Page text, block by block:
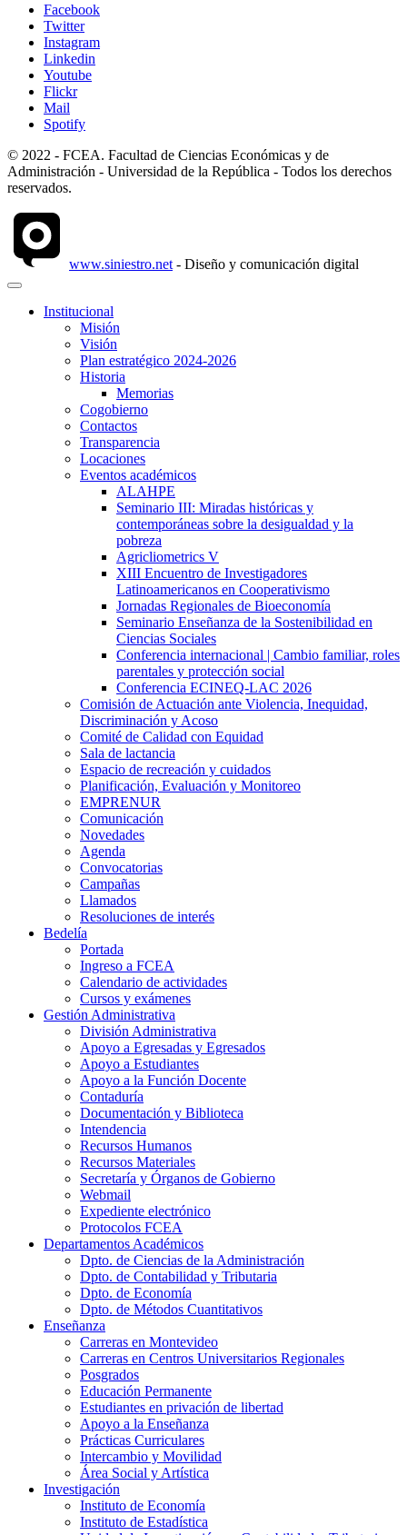
Facebook
Twitter
Instagram
Linkedin
Youtube
Flickr
Mail
Spotify
© 2022 - FCEA. Facultad de Ciencias Económicas y de
Administración - Universidad de la República - Todos los derechos
reservados.
www.siniestro.net - Diseño y comunicación digital
Institucional
Misión
Visión
Plan estratégico 2024-2026
Historia
Memorias
Cogobierno
Contactos
Transparencia
Locaciones
Eventos académicos
ALAHPE
Seminario III: Miradas históricas y
contemporáneas sobre la desigualdad y la
pobreza
Agricliometrics V
XIII Encuentro de Investigadores
Latinoamericanos en Cooperativismo
Jornadas Regionales de Bioeconomía
Seminario Enseñanza de la Sostenibilidad en
Ciencias Sociales
Conferencia internacional | Cambio familiar, roles
parentales y protección social
Conferencia ECINEQ-LAC 2026
Comisión de Actuación ante Violencia, Inequidad,
Discriminación y Acoso
Comité de Calidad con Equidad
Sala de lactancia
Espacio de recreación y cuidados
Planificación, Evaluación y Monitoreo
EMPRENUR
Comunicación
Novedades
Agenda
Convocatorias
Campañas
Llamados
Resoluciones de interés
Bedelía
Portada
Ingreso a FCEA
Calendario de actividades
Cursos y exámenes
Gestión Administrativa
División Administrativa
Apoyo a Egresadas y Egresados
Apoyo a Estudiantes
Apoyo a la Función Docente
Contaduría
Documentación y Biblioteca
Intendencia
Recursos Humanos
Recursos Materiales
Secretaría y Órganos de Gobierno
Webmail
Expediente electrónico
Protocolos FCEA
Departamentos Académicos
Dpto. de Ciencias de la Administración
Dpto. de Contabilidad y Tributaria
Dpto. de Economía
Dpto. de Métodos Cuantitativos
Enseñanza
Carreras en Montevideo
Carreras en Centros Universitarios Regionales
Posgrados
Educación Permanente
Estudiantes en privación de libertad
Apoyo a la Enseñanza
Prácticas Curriculares
Intercambio y Movilidad
Área Social y Artística
Investigación
Instituto de Economía
Instituto de Estadística